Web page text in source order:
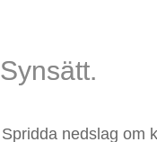
Synsätt.
Spridda nedslag om